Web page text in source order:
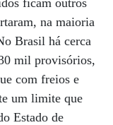
ficam outros
na maioria
Brasil há cerca
mil provisórios,
com freios e
um limite que
Estado de